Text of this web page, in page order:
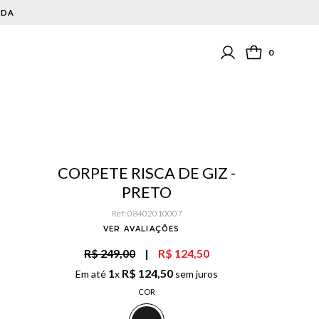
0
CORPETE RISCA DE GIZ -
PRETO
Ref: 08402010007
VER AVALIAÇÕES
R$ 249,00 | R$ 124,50
Em até 1x R$ 124,50 sem juros
COR